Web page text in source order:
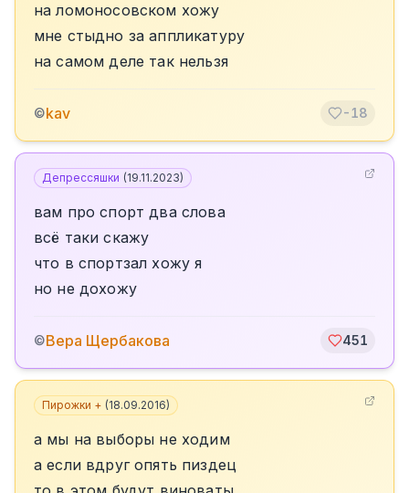
на ломоносовском хожу
мне стыдно за аппликатуру
на самом деле так нельзя
©kav -18
Депрессяшки (19.11.2023)
вам про спорт два слова
всё таки скажу
что в спортзал хожу я
но не дохожу
©Вера Щербакова 451
Пирожки + (18.09.2016)
а мы на выборы не ходим
а если вдруг опять пиздец